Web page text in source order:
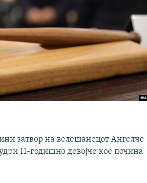
затвор на велешанецот Ангелче
11-годишно девојче кое почина